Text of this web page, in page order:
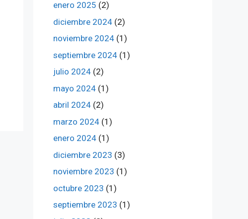
enero 2025 (2)
diciembre 2024 (2)
noviembre 2024 (1)
septiembre 2024 (1)
julio 2024 (2)
mayo 2024 (1)
abril 2024 (2)
marzo 2024 (1)
enero 2024 (1)
diciembre 2023 (3)
noviembre 2023 (1)
octubre 2023 (1)
septiembre 2023 (1)